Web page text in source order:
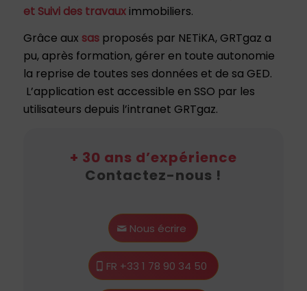
et Suivi des travauximmobiliers.
Grâce aux sasproposés par NETiKA, GRTgaz a
pu, après formation, gérer en toute autonomie
la reprise de toutes ses données et de sa GED.
L’application est accessible en SSO par les
utilisateurs depuis l’intranet GRTgaz.
+ 30 ans d’expérience
Contactez-nous !
Nous écrire
FR +33 1 78 90 34 50